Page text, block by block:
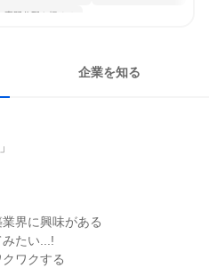
専門分野を極める
企業を知る
界に興味がある
たい...!
ワクする